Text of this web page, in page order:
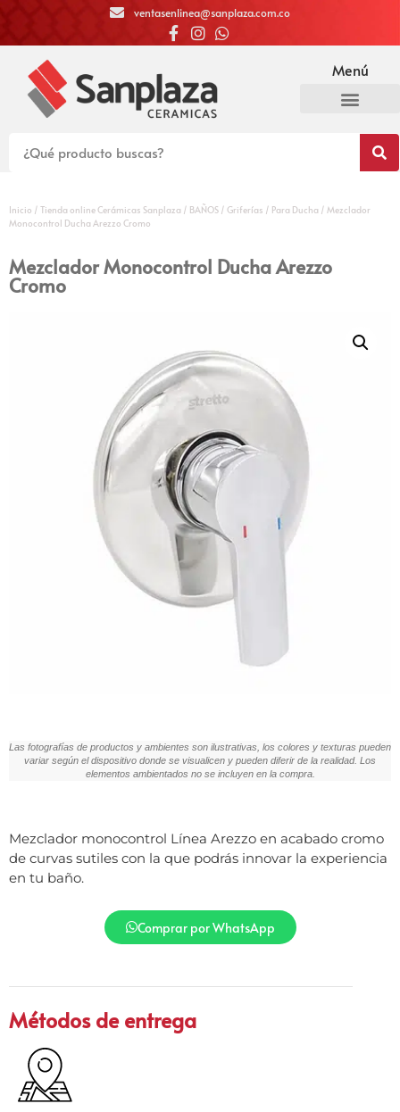
ventasenlinea@sanplaza.com.co
Menú
Inicio / Tienda online Cerámicas Sanplaza / BAÑOS / Griferías / Para Ducha / Mezclador
Monocontrol Ducha Arezzo Cromo
Mezclador Monocontrol Ducha Arezzo
Cromo
Las fotografías de productos y ambientes son ilustrativas, los colores y texturas pueden
variar según el dispositivo donde se visualicen y pueden diferir de la realidad. Los
elementos ambientados no se incluyen en la compra.
Mezclador monocontrol Línea Arezzo en acabado cromo
de curvas sutiles con la que podrás innovar la experiencia
en tu baño.
Comprar por WhatsApp
Métodos de entrega